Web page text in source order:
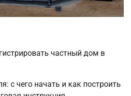
частный дом в
с чего начать и как построить